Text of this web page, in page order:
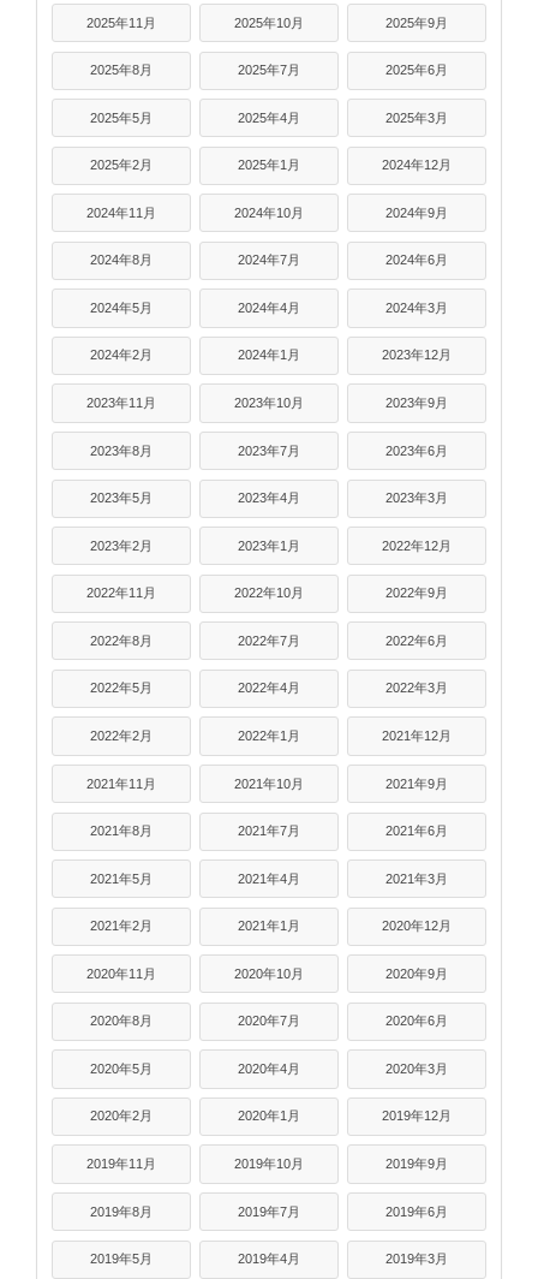
2025年11月 2025年10月 2025年9月
2025年8月 2025年7月 2025年6月
2025年5月 2025年4月 2025年3月
2025年2月 2025年1月 2024年12月
2024年11月 2024年10月 2024年9月
2024年8月 2024年7月 2024年6月
2024年5月 2024年4月 2024年3月
2024年2月 2024年1月 2023年12月
2023年11月 2023年10月 2023年9月
2023年8月 2023年7月 2023年6月
2023年5月 2023年4月 2023年3月
2023年2月 2023年1月 2022年12月
2022年11月 2022年10月 2022年9月
2022年8月 2022年7月 2022年6月
2022年5月 2022年4月 2022年3月
2022年2月 2022年1月 2021年12月
2021年11月 2021年10月 2021年9月
2021年8月 2021年7月 2021年6月
2021年5月 2021年4月 2021年3月
2021年2月 2021年1月 2020年12月
2020年11月 2020年10月 2020年9月
2020年8月 2020年7月 2020年6月
2020年5月 2020年4月 2020年3月
2020年2月 2020年1月 2019年12月
2019年11月 2019年10月 2019年9月
2019年8月 2019年7月 2019年6月
2019年5月 2019年4月 2019年3月